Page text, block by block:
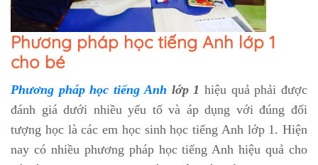
Phương pháp học tiếng Anh lớp 1
cho bé
Phương pháp học tiếng Anh lớp 1 hiệu quả phải được
đánh giá dưới nhiều yếu tố và áp dụng với đúng đối
tượng học là các em học sinh học tiếng Anh lớp 1. Hiện
nay có nhiều phương pháp học tiếng Anh hiệu quả cho